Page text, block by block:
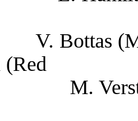
V. Bottas
M.